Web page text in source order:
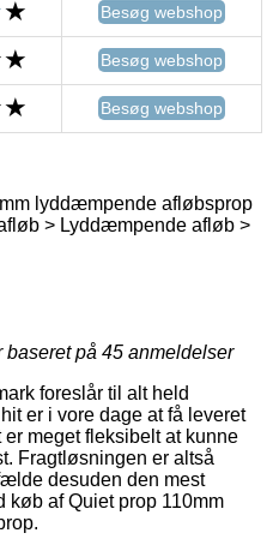
Besøg webshop
Besøg webshop
Besøg webshop
lyddæmpende afløbsprop
> Lyddæmpende afløb >
baseret på 45 anmeldelser
foreslår til alt held
er i vore dage at få leveret
meget fleksibelt at kunne
Fragtløsningen er altså
desuden den mest
køb af Quiet prop 110mm